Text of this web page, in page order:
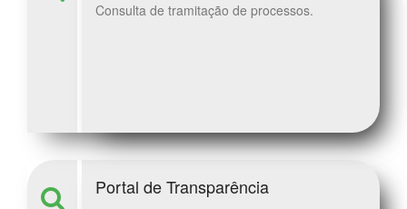
Consulta de tramitação de processos.
Portal de Transparência